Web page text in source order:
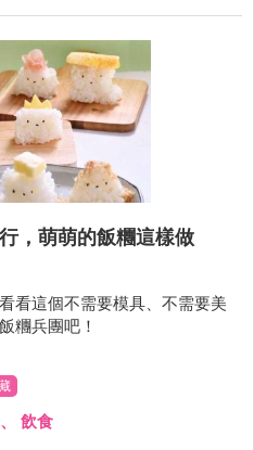
，萌萌的飯糰這樣做
看這個不需要模具、不需要美
糰兵團吧！
、 飲食